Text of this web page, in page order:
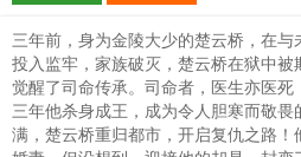
三年前，身为金陵大少的楚云桥，在
投入监牢，家族破灭，楚云桥在狱中被
觉醒了司命传承。司命者，医生亦医
三年他杀身成王，成为令人胆寒而敬
满，楚云桥重归都市，开启复仇之路